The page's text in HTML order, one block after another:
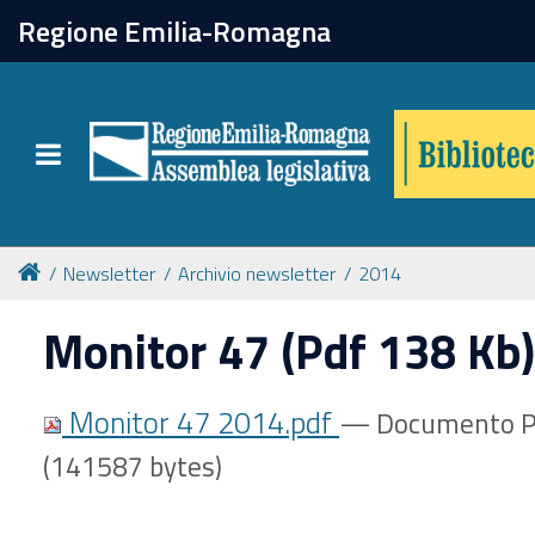
Regione Emilia-Romagna
Toggle navigation
chiudi
Catalogo online
Collezioni
Per approfondire
Appuntamenti
Newsletter Archivio newsletter 2014
Monitor 47 (Pdf 138 Kb)
Monitor 47 2014.pdf — Documento
(141587 bytes)